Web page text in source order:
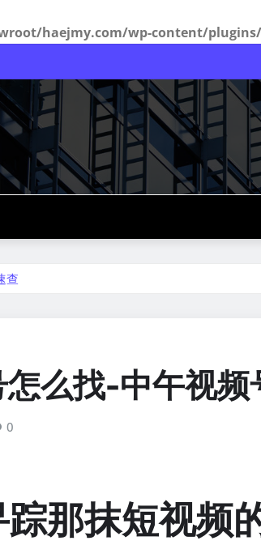
haejmy.com/wp-content/
查
么找-中午视频
0
那抹短视频